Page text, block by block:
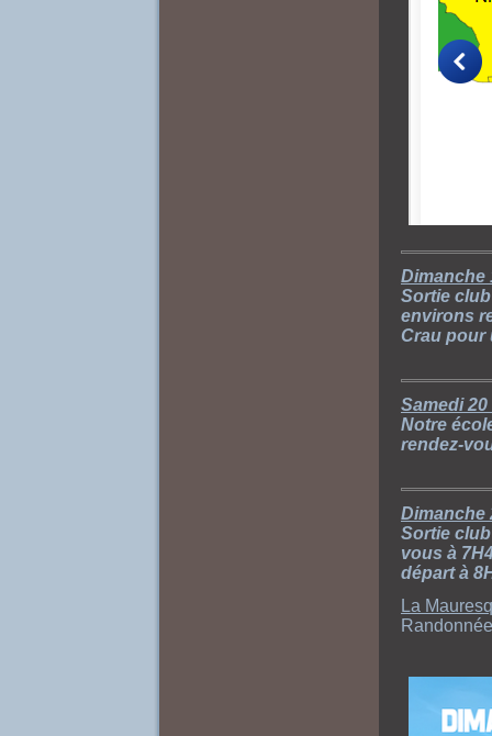
Dimanche
Sortie
environs
Crau pour
Samedi
Notre
rendez-
Dimanche
Sortie
vous à
départ à
La